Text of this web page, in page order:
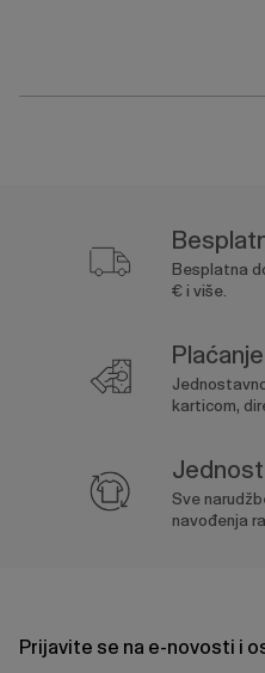
Besplatna
€ i više.
karticom,
Sve
navođenja
Prijavite se na e-novosti i